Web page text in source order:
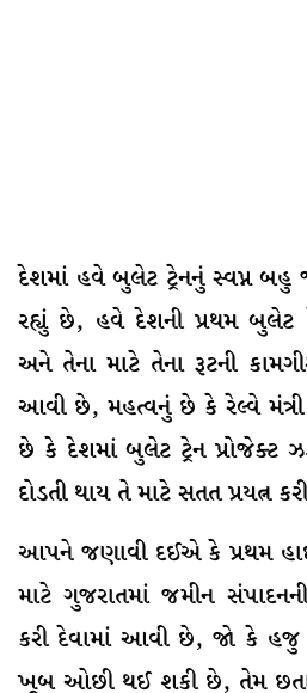
દેશમાં હવે બુલેટ ટ્રેનનું સ્વપ્ન બહુ
રહ્યું છે, હવે દેશની પ્રથમ બુલેટ
અને તેના માટે તેના રૂટની
આવી છે, મહત્વનું છે કે રેલ્વે
છે કે દેશમાં બુલેટ ટ્રેન પ્રોજેક્ટ
દોડતી થાય તે માટે સતત પ્રયત્ન
આપને જણાવી દઈએ કે પ્રથમ
માટે ગુજરાતમાં જમીન
કરી દેવામાં આવી છે, જાે કે હજુ
ખૂબ ઓછી થઈ શકી છે, તેમ છતા